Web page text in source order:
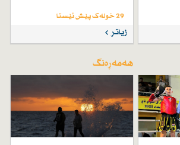
29 خولەک پێش ئێستا
زیاتر
هەمەڕەنگ